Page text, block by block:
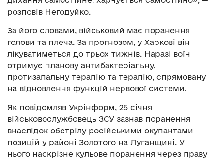
розповів Негодуйко.
За його словами, військовий має поранення
голови та плеча. За прогнозом, у Харкові він
лікуватиметься до трьох тижнів. Наразі воїн
отримує планову антибактеріальну,
протизапальну терапію та терапію, спрямовану
на відновлення функцій нервової системи.
Як повідомляв Укрінформ, 25 січня
військовослужбовець ЗСУ зазнав поранення
внаслідок обстрілу російськими окупантами
позицій у районі Золотого на Луганщині. У
нього наскрізне кульове поранення через праву